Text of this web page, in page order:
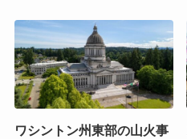
ワシントン州東部の山火事